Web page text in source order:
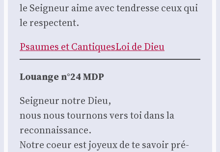
le Sei­gneur aime avec ten­dresse ceux qui
le res­pectent.
Psaumes et Can­tiquesLoi de Dieu
Louange n°24 MDP
Sei­gneur notre Dieu,
nous nous tour­nons vers toi dans la
recon­nais­sance.
Notre coeur est joyeux de te savoir pré­